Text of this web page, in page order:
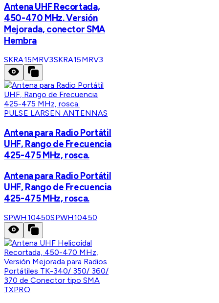
Antena UHF Recortada,
450-470 MHz. Versión
Mejorada, conector SMA
Hembra
SKRA15MRV3SKRA15MRV3
PULSE LARSEN ANTENNAS
Antena para Radio Portátil
UHF, Rango de Frecuencia
425-475 MHz, rosca.
Antena para Radio Portátil
UHF, Rango de Frecuencia
425-475 MHz, rosca.
SPWH10450SPWH10450
TXPRO